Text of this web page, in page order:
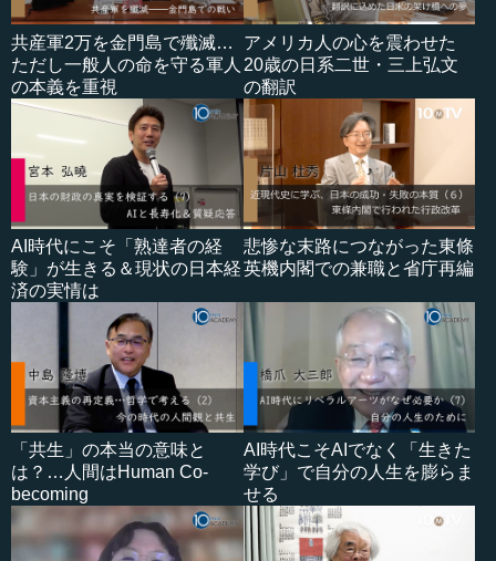
共産軍2万を金門島で殲滅…
ただし一般人の命を守る軍人
の本義を重視
アメリカ人の心を震わせた
20歳の日系二世・三上弘文
の翻訳
AI時代にこそ「熟達者の経
験」が生きる＆現状の日本経
済の実情は
悲惨な末路につながった東條
英機内閣での兼職と省庁再編
「共生」の本当の意味と
は？…人間はHuman Co-
becoming
AI時代こそAIでなく「生きた
学び」で自分の人生を膨らま
せる